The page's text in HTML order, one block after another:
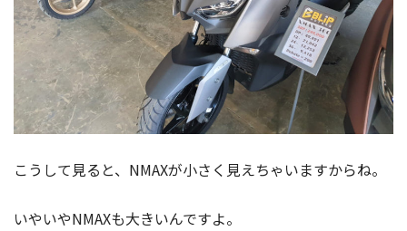
こうして見ると、NMAXが小さく見えちゃいますからね。
いやいやNMAXも大きいんですよ。